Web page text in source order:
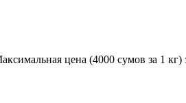
цена (4000 сумов за 1